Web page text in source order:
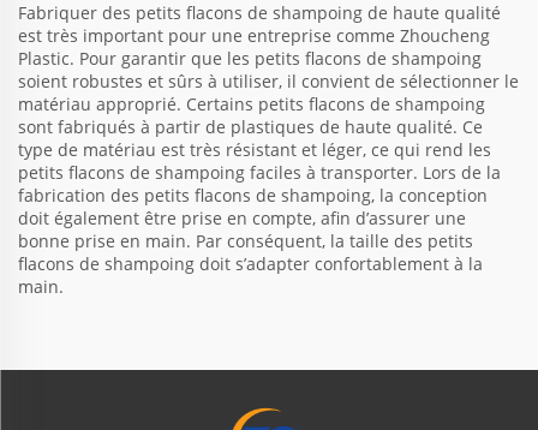
Fabriquer des petits flacons de shampoing de haute qualité
est très important pour une entreprise comme Zhoucheng
Plastic. Pour garantir que les petits flacons de shampoing
soient robustes et sûrs à utiliser, il convient de sélectionner le
matériau approprié. Certains petits flacons de shampoing
sont fabriqués à partir de plastiques de haute qualité. Ce
type de matériau est très résistant et léger, ce qui rend les
petits flacons de shampoing faciles à transporter. Lors de la
fabrication des petits flacons de shampoing, la conception
doit également être prise en compte, afin d’assurer une
bonne prise en main. Par conséquent, la taille des petits
flacons de shampoing doit s’adapter confortablement à la
main.